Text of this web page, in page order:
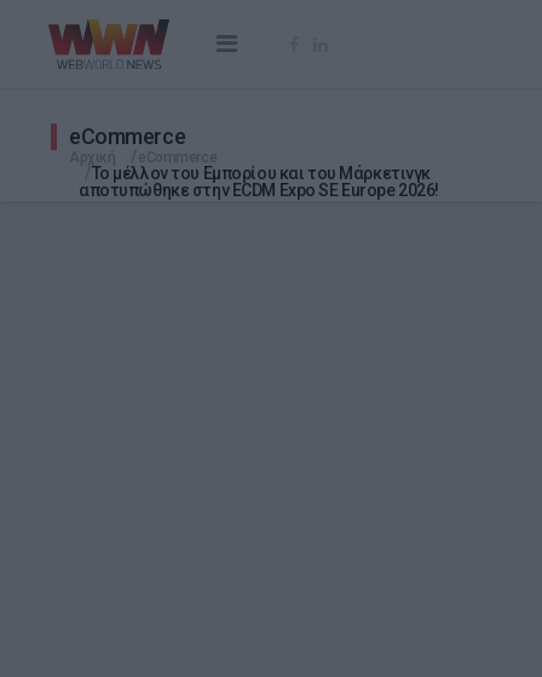
eCommerce
Το μέλλον του Eμπορίου και του Μάρκετινγκ
αποτυπώθηκε στην ECDM Expo SE Europe 2026!